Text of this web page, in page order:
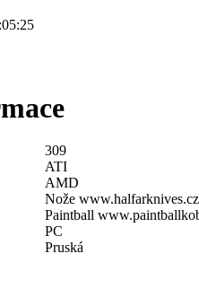
309
ATI
AMD
Nože www.halfarknives.cz
Paintball
PC
Pruská